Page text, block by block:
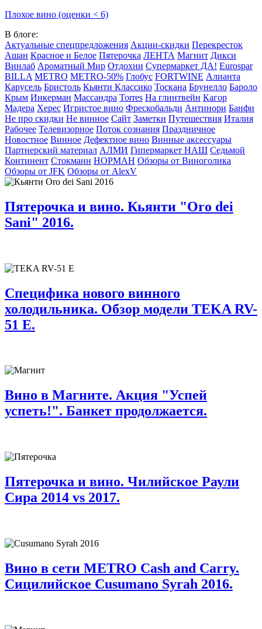
Плохое вино (оценки < 6)
В блоге:
Актуальные спецпредложения Акции-скидки Перекресток
Ашан Красное и Белое Пятерочка ЛЕНТА Магнит Дикси
Винлаб Ароматный Мир Отдохни Супермаркет ДА! Eurospar
BILLA METRO METRO-50% Глобус FORTWINE Алианта
Карусель Бристоль Кьянти Классико Тоскана Брунелло Бароло
Крым Инкерман Массандра Torres На глинтвейн Кагор
Мадера Херес Игристое вино Фрескобальди Антинори Банфи
Не про скидки Не винное Сайт Заметки Путешествия Италия
Рабочее Телевизорное Поток сознания Праздничное
Новостное Винное Дефектное вино Винные аксессуары
Партнерский материал АЛМИ Гипермаркет НАШ Седьмой
Континент Стокманн НОРМАН Обзоры от Виноголика
Обзоры от JFK Обзоры от AlexV
Пятерочка и вино. Кьянти "Oro dei
Sani" 2016.
Специфика нового винного
холодильника. Обзор модели TEKA RV-
51 E.
Вино в Магните. Акция "Успей
успеть!". Банкет продолжается.
Пятерочка и вино. Чилийское Раули
Сира 2014 vs 2017.
Вино в сети METRO Cash and Carry.
Сицилийское Cusumano Syrah 2016.